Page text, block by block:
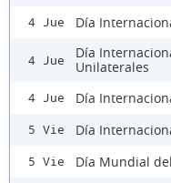
4 Jue Día
4 Jue
Día
Unilaterales
4 Jue Día
5 Vie Día
5 Vie Día Mundial